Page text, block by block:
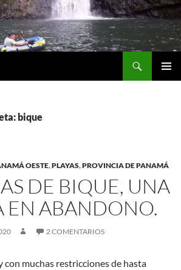
bique
OESTE,PLAYAS,PROVINCIA DE PANAMÁ
DE BIQUE, UNA
EN ABANDONO.
2 COMENTARIOS
con muchas restricciones de hasta